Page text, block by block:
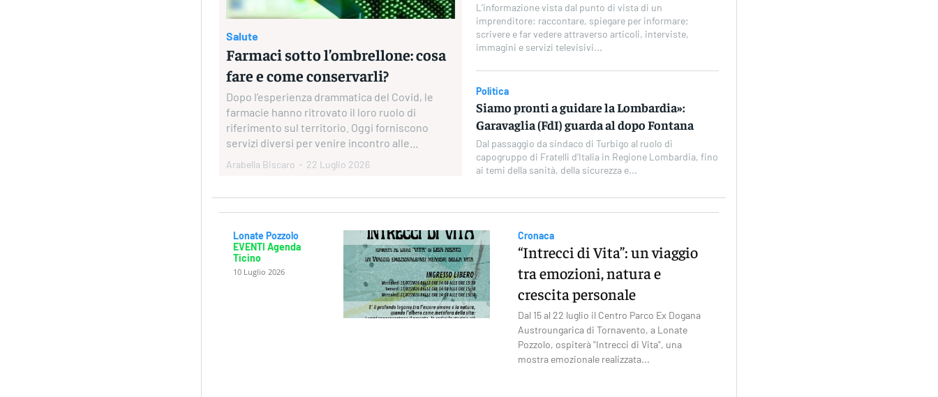
Salute
Farmaci sotto l’ombrellone: cosa
fare e come conservarli?
Dopo l’esperienza drammatica del Covid, le
farmacie hanno ritrovato il loro ruolo di
riferimento sul territorio. Oggi forniscono
servizi diversi per venire incontro alle...
Arabella Biscaro - 22 Luglio 2026
L’informazione vista dal punto di vista di un
imprenditore: raccontare, spiegare per informare;
scrivere e far vedere attraverso articoli, interviste,
immagini e servizi televisivi...
Politica
Siamo pronti a guidare la Lombardia»:
Garavaglia (FdI) guarda al dopo Fontana
Dal passaggio da sindaco di Turbigo al ruolo di
capogruppo di Fratelli d’Italia in Regione Lombardia, fino
ai temi della sanità, della sicurezza e...
Lonate Pozzolo
EVENTI Agenda
Ticino
10 Luglio 2026
Cronaca
“Intrecci di Vita”: un viaggio
tra emozioni, natura e
crescita personale
Dal 15 al 22 luglio il Centro Parco Ex Dogana
Austroungarica di Tornavento, a Lonate
Pozzolo, ospiterà "Intrecci di Vita", una
mostra emozionale realizzata...